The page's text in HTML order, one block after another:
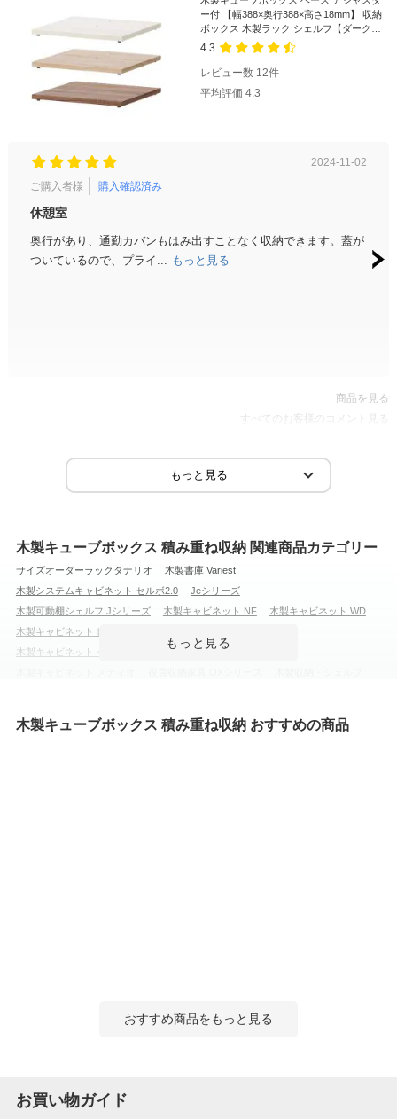
ー付 【幅388×奥行388×高さ18mm】 収納
ボックス 木製ラック シェルフ【ダークブ
ラウン:販売終了】
4.3
レビュー数 12件
平均評価 4.3
2024-11-02
ご購入者様
購入確認済み
休憩室
奥行があり、通勤カバンもはみ出すことなく収納できます。蓋が
ついているので、プライ... もっと見る
商品を見る
すべてのお客様のコメント見る
木製キューブボックス 積み重ね収納 関連商品カテゴリー
サイズオーダーラックタナリオ
木製書庫 Variest
木製システムキャビネット セルボ2.0
Jeシリーズ
木製可動棚シェルフ Jシリーズ
木製キャビネット NF
木製キャビネット WD
木製キャビネット レモダ
木製キャビネット ペスパ
木製キャビネット ペスパ2.0 古木調
本棚・書棚・コミックラック
ファントーニ ストレージ ストレージ KK2
木製キューブボックス 積み重ね収納 おすすめの商品
おすすめ商品をもっと見る
お買い物ガイド